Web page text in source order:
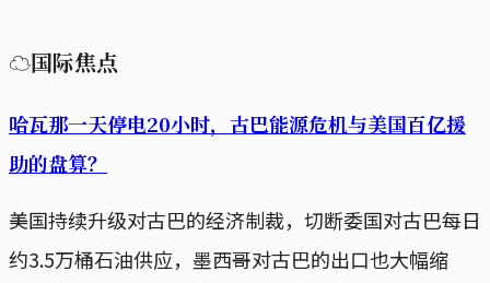
☁国际焦点
哈瓦那一天停电20小时，古巴能源危机与美国百亿援
助的盘算？
美国持续升级对古巴的经济制裁，切断委国对古巴每日
约3.5万桶石油供应，墨西哥对古巴的出口也大幅缩